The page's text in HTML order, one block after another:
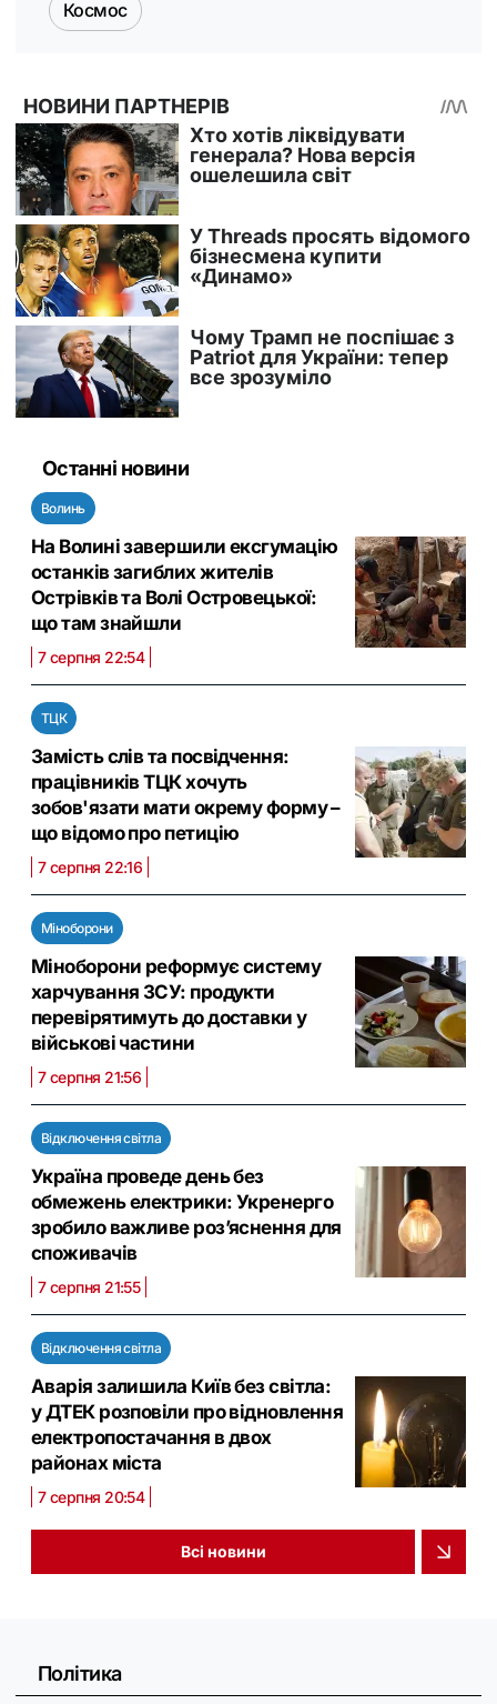
Космос
Останні новини
Волинь
На Волині завершили ексгумацію
останків загиблих жителів
Острівків та Волі Островецької:
що там знайшли
7 серпня 22:54
ТЦК
Замість слів та посвідчення:
працівників ТЦК хочуть
зобов'язати мати окрему форму –
що відомо про петицію
7 серпня 22:16
Міноборони
Міноборони реформує систему
харчування ЗСУ: продукти
перевірятимуть до доставки у
військові частини
7 серпня 21:56
Відключення світла
Україна проведе день без
обмежень електрики: Укренерго
зробило важливе роз’яснення для
споживачів
7 серпня 21:55
Відключення світла
Аварія залишила Київ без світла:
у ДТЕК розповіли про відновлення
електропостачання в двох
районах міста
7 серпня 20:54
Всі новини
Політика